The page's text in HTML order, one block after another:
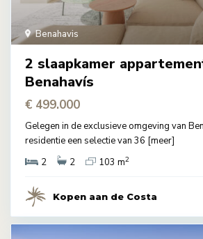
Benahavis
2 slaapkamer
Benahavís
€ 499.000
Gelegen in de exclusieve omgeving van
residentie een selectie van 36 [meer]
2
2 103 m2
Kopen aan de Costa